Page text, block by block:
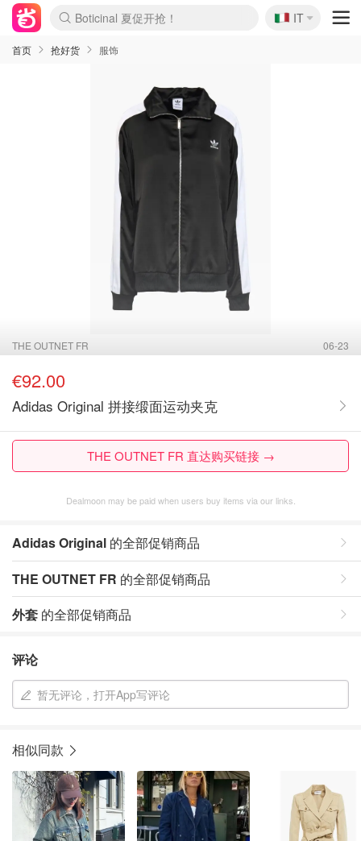
4折！lulu周四疯狂上新
速领！Stanley独家85折
Zalando 奥莱闪促！每日更新
🇮🇹
IT
首页 抢好货 服饰
THE OUTNET FR 06-23
€92.00
Adidas Original 拼接缎面运动夹克
THE OUTNET FR 直达购买链接 →
Dealmoon may be paid when users buy items via our links.
Adidas Original 的全部促销商品
THE OUTNET FR 的全部促销商品
外套 的全部促销商品
评论
暂无评论，打开App写评论
相似同款